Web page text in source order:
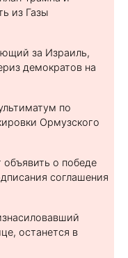
из Газы
за Израиль,
демократов на
по
Ормузского
о победе
соглашения
останется в